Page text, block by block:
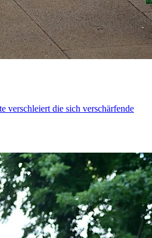
verschleiert die sich verschärfende